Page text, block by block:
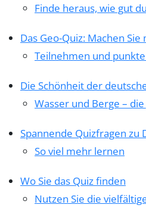
Finde heraus, wie gut
Das Geo-Quiz: Machen Sie
Teilnehmen und
Die Schönheit der
Wasser und Berge –
Spannende Quizfragen zu
So viel mehr lernen
Wo Sie das Quiz finden
Nutzen Sie die